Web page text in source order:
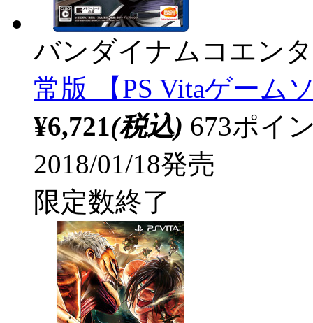
バンダイナムコエン
常版 【PS Vitaゲーム
¥6,721(税込) 673ポイ
2018/01/18発売
限定数終了